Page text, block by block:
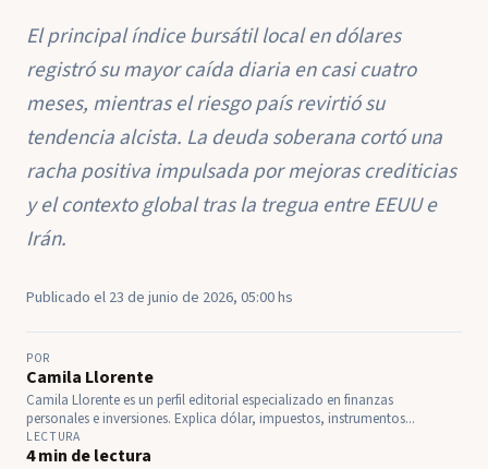
El principal índice bursátil local en dólares
registró su mayor caída diaria en casi cuatro
meses, mientras el riesgo país revirtió su
tendencia alcista. La deuda soberana cortó una
racha positiva impulsada por mejoras crediticias
y el contexto global tras la tregua entre EEUU e
Irán.
Publicado el 23 de junio de 2026, 05:00 hs
POR
Camila Llorente
Camila Llorente es un perfil editorial especializado en finanzas
personales e inversiones. Explica dólar, impuestos, instrumentos...
LECTURA
4 min de lectura